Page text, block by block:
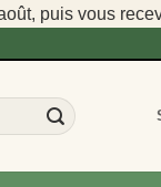
puis vous